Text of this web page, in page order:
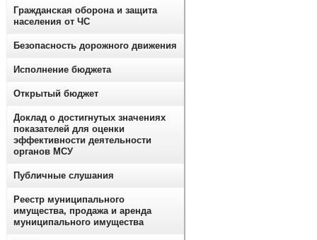
Гражданская оборона и защита
населения от ЧС
Безопасность дорожного движения
Исполнение бюджета
Открытый бюджет
Доклад о достигнутых значениях
показателей для оценки
эффективности деятельности
органов МСУ
Публичные слушания
Реестр муниципального
имущества, продажа и аренда
муниципального имущества